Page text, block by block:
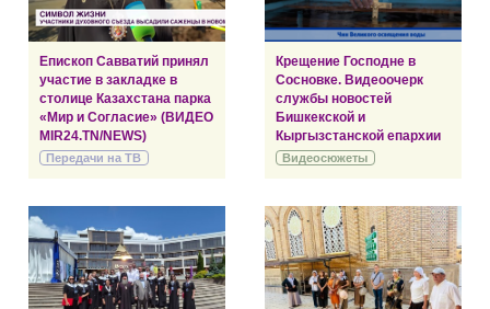
Епископ Савватий принял
участие в закладке в
столице Казахстана парка
«Мир и Согласие» (ВИДЕО
MIR24.TN/NEWS)
Передачи на ТВ
Крещение Господне в
Сосновке. Видеоочерк
службы новостей
Бишкекской и
Кыргызстанской епархии
Видеосюжеты